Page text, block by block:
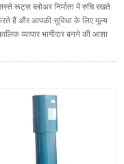
रूट्स ब्लोअर निर्माता में रुचि रखते
हैं और आपकी सुविधा के लिए मूल्य
व्यापार भागीदार बनने की आशा